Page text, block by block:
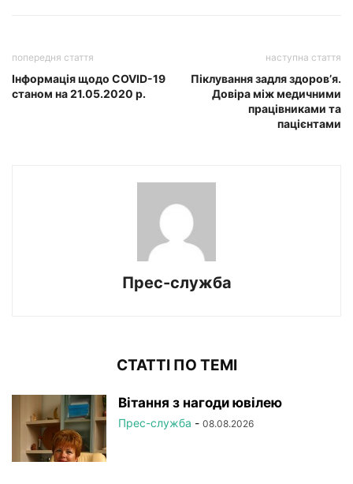
попередня стаття
Інформація щодо COVID-19
станом на 21.05.2020 р.
наступна стаття
Піклування задля здоров’я.
Довіра між медичними
працівниками та
пацієнтами
Прес-служба
СТАТТІ ПО ТЕМІ
Вітання з нагоди ювілею
Прес-служба - 08.08.2026